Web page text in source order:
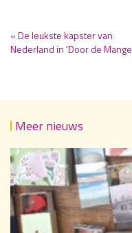
« De leukste kapster van
Nederland in 'Door de
Meer nieuws